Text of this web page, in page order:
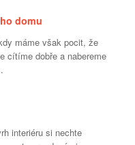
domu
máme však pocit, že
cítíme dobře a nabereme
interiéru si nechte